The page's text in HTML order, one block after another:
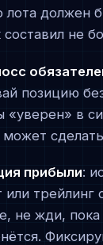
лота должен
не
позицию
«уверен» в
может
прибыли:
или трейлинг
не жди,